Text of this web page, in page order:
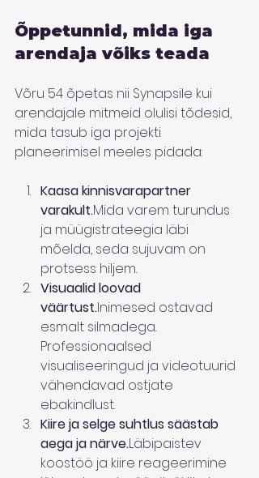
Õppetunnid, mida iga
arendaja võiks teada
Võru 54 õpetas nii Synapsile kui
arendajale mitmeid olulisi tõdesid,
mida tasub iga projekti
planeerimisel meeles pidada:
Kaasa kinnisvarapartner
varakult.Mida varem turundus
ja müügistrateegia läbi
mõelda, seda sujuvam on
protsess hiljem.
Visuaalid loovad
väärtust.Inimesed ostavad
esmalt silmadega.
Professionaalsed
visualiseeringud ja videotuurid
vähendavad ostjate
ebakindlust.
Kiire ja selge suhtlus säästab
aega ja närve.Läbipaistev
koostöö ja kiire reageerimine